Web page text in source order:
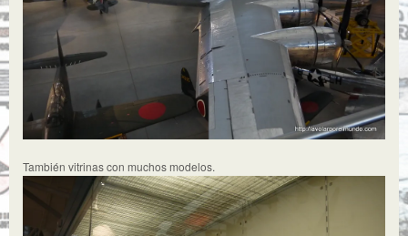
También vitrinas con muchos modelos.